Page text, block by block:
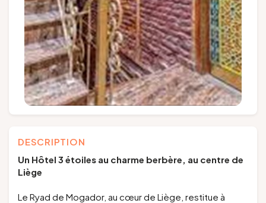
Follow us
FR EN NL DE
DESCRIPTION
Un Hôtel 3 étoiles au charme berbère, au centre de
Liège
Le Ryad de Mogador, au cœur de Liège, restitue à